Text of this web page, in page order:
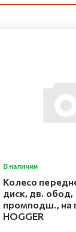
В наличии
Колесо
диск, дв. обод,
промподш., на
HOGGER